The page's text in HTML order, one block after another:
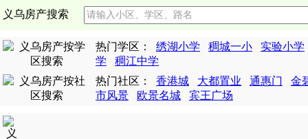
义乌房产搜索
热门学区： 绣湖小学 稠城一小
实验小学
学
稠江中学
热门社区： 香港城 大都置业 通惠门
金
市风景
欧景名城 宾王广场